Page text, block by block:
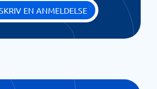
EN ANMELDELSE